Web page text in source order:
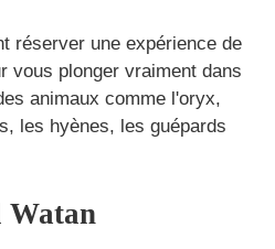
réserver une expérience de
vous plonger vraiment dans
animaux comme l'oryx,
les hyènes, les guépards
Watan